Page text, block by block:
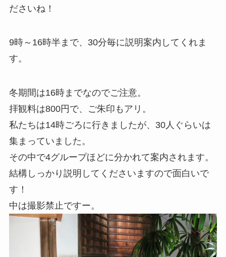
ださいね！
9時～16時半まで、30分毎に説明案内してくれま
す。
冬期間は16時までなのでご注意。
拝観料は800円で、ご朱印もアリ。
私たちは14時ごろに行きましたが、30人ぐらいは
集まっていました。
その中で4グループほどに分かれて案内されます。
結構しっかり説明してくださいますので面白いで
す！
中は撮影禁止ですー。